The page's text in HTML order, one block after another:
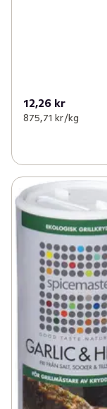
12,26 kr
875,71 kr /kg